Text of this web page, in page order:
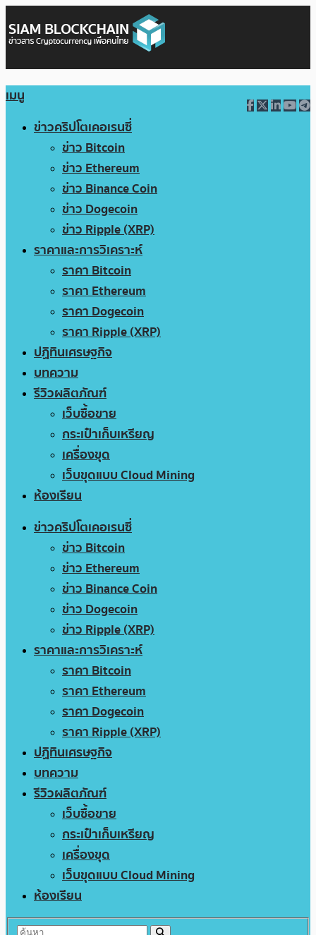
เมนู
ข่าวคริปโตเคอเรนซี่
ข่าว Bitcoin
ข่าว Ethereum
ข่าว Binance Coin
ข่าว Dogecoin
ข่าว Ripple (XRP)
ราคาและการวิเคราะห์
ราคา Bitcoin
ราคา Ethereum
ราคา Dogecoin
ราคา Ripple (XRP)
ปฏิทินเศรษฐกิจ
บทความ
รีวิวผลิตภัณฑ์
เว็บซื้อขาย
กระเป๋าเก็บเหรียญ
เครื่องขุด
เว็บขุดแบบ Cloud Mining
ห้องเรียน
ข่าวคริปโตเคอเรนซี่
ข่าว Bitcoin
ข่าว Ethereum
ข่าว Binance Coin
ข่าว Dogecoin
ข่าว Ripple (XRP)
ราคาและการวิเคราะห์
ราคา Bitcoin
ราคา Ethereum
ราคา Dogecoin
ราคา Ripple (XRP)
ปฏิทินเศรษฐกิจ
บทความ
รีวิวผลิตภัณฑ์
เว็บซื้อขาย
กระเป๋าเก็บเหรียญ
เครื่องขุด
เว็บขุดแบบ Cloud Mining
ห้องเรียน